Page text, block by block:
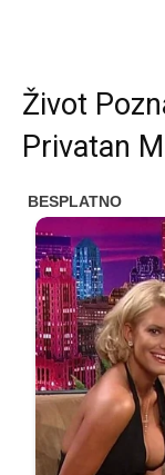
Život
Privatan